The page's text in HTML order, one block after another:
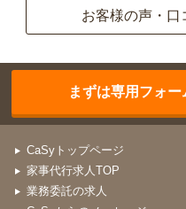
お客様の声・口
まずは専用フォ
CaSyトップページ
家事代行求人TOP
業務委託の求人